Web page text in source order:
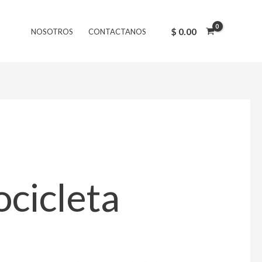
NOSOTROS CONTACTANOS $ 0.00